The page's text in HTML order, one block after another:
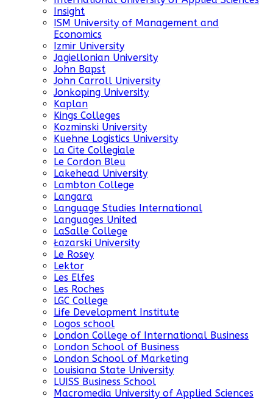
Insight
ISM University of Management and
Economics
Izmir University
Jagiellonian University
John Bapst
John Carroll University
Jonkoping University
Kaplan
Kings Colleges
Kozminski University
Kuehne Logistics University
La Cite Collegiale
Le Cordon Bleu
Lakehead University
Lambton College
Langara
Language Studies International
Languages United
LaSalle College
Łazarski University
Le Rosey
Lektor
Les Elfes
Les Roches
LGC College
Life Development Institute
Logos school
London College of International Business
London School of Business
London School of Marketing
Louisiana State University
LUISS Business School
Macromedia University of Applied Sciences